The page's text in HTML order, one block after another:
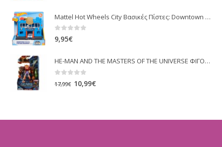
Mattel Hot Wheels City Βασικές Πίστες: Downtown Police Station Breakout FRH28 / FRH33
0 out of 5
9,95€
HE-MAN AND THE MASTERS OF THE UNIVERSE ΦΙΓΟΥΡΑ BEAST MAN (HDY36)
out of 5
17,99€ Original
17,99€.
10,99€
είναι: